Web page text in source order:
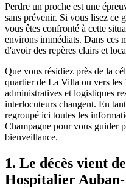
Perdre un proche est une
sans prévenir. Si vous lisez ce
vous êtes confronté à cette
environs immédiats. Dans ces
d'avoir des repères clairs et
Que vous résidiez près de la
quartier de La Villa ou vers les
administratives et logistiques
interlocuteurs changent. En
regroupé ici toutes les
Champagne pour vous guider
bienveillance.
1. Le décès vient
Hospitalier